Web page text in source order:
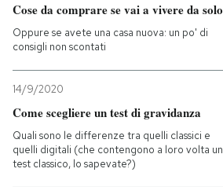
I MIEI PREFERITI
Cose da comprare se vai a vivere da solo
Oppure se avete una casa nuova: un po' di
consigli non scontati
14/9/2020
Come scegliere un test di gravidanza
Quali sono le differenze tra quelli classici e
quelli digitali (che contengono a loro volta un
test classico, lo sapevate?)